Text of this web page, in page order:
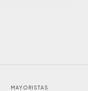
MAYORISTAS